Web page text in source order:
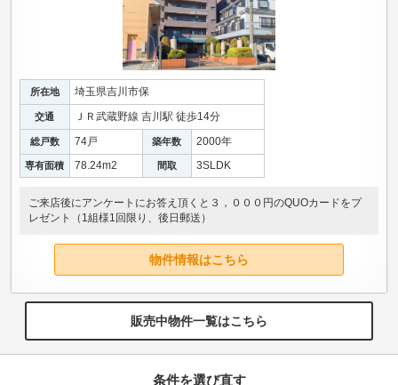
所在地 埼玉県吉川市保
交通 ＪＲ武蔵野線 吉川駅 徒歩14分
総戸数 74戸 築年数 2000年
専有面積 78.24m2 間取 3SLDK
ご来店後にアンケートにお答え頂くと３，０００円のQUOカードをプ
レゼント（1組様1回限り、後日郵送）
物件情報はこちら
販売中物件一覧はこちら
条件を選び直す